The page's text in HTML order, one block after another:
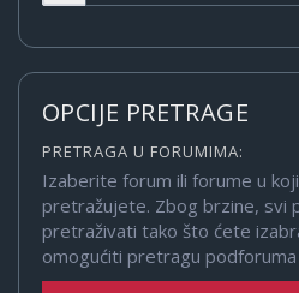
OPCIJE PRETRAGE
PRETRAGA U FORUMIMA:
Izaberite forum ili forume u
pretražujete. Zbog brzine, svi
pretraživati tako što ćete
omogućiti pretragu